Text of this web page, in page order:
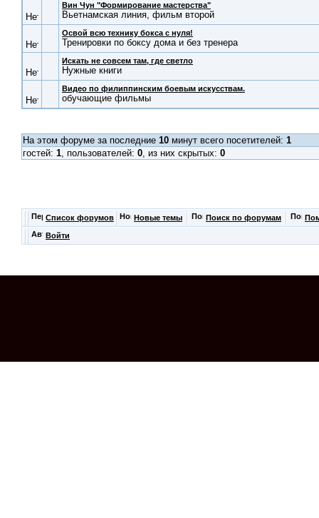
Вин Чун "Формирование мастерства"
Вьетнамская линия, фильм второй
Освой всю технику бокса с нуля!
Тренировки по боксу дома и без тренера
Искать не совсем там, где светло
Нужные книги
Видео по филиппинским боевым искусствам.
обучающие фильмы
На этом форуме за последние 10 минут всего посетителей: 1
гостей: 1, пользователей: 0, из них скрытых: 0
Список форумов Новые темы Поиск по форумам
Войти